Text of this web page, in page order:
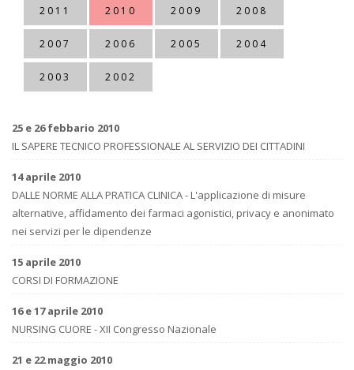
2011 2010 2009 2008
2007 2006 2005 2004
2003 2002
25 e 26 febbario 2010
IL SAPERE TECNICO PROFESSIONALE AL SERVIZIO DEI CITTADINI
14 aprile 2010
DALLE NORME ALLA PRATICA CLINICA - L'applicazione di misure
alternative, affidamento dei farmaci agonistici, privacy e anonimato
nei servizi per le dipendenze
15 aprile 2010
CORSI DI FORMAZIONE
16 e 17 aprile 2010
NURSING CUORE - XII Congresso Nazionale
21 e 22 maggio 2010